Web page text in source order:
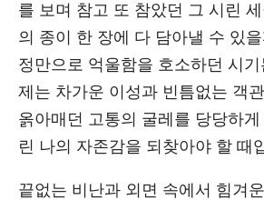
를 보며 참고 또 참았던 그 시린
의 종이 한 장에 다 담아낼 수 있
정만으로 억울함을 호소하던 시기
제는 차가운 이성과 빈틈없는 객
옭아매던 고통의 굴레를 당당하
린 나의 자존감을 되찾아야 할 때
끝없는 비난과 외면 속에서 힘겨